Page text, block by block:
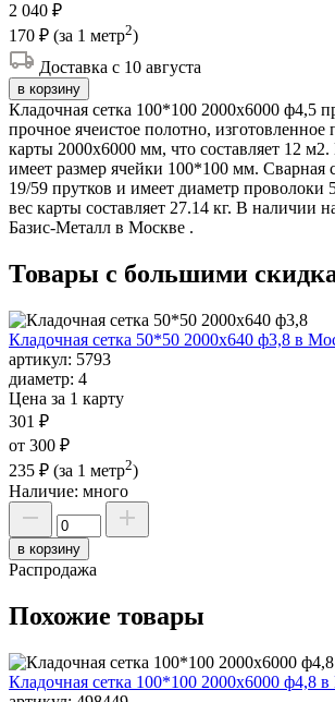
2 040 ₽
170 ₽ (за 1 метр2)
Доставка с 10 августа
в корзину
Кладочная сетка 100*100 2000х6000 ф4,5
прочное ячеистое полотно, изготовленное
карты 2000х6000 мм, что составляет 12 м2.
имеет размер ячейки 100*100 мм. Сварная
19/59 прутков и имеет диаметр проволоки
вес карты составляет 27.14 кг. В наличии
Базис-Металл в Москве .
Товары с большими
Кладочная сетка 50*50 2000х640 ф3,8 в
артикул: 5793
диаметр: 4
Цена за 1 карту
301 ₽
от 300 ₽
235 ₽ (за 1 метр2)
Наличие: много
в корзину
Распродажа
Похожие товары
Кладочная сетка 100*100 2000х6000 ф4,8